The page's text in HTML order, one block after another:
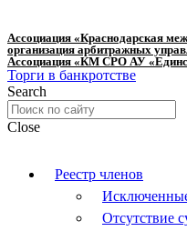
Ассоциация «Краснодарская
организация арбитражных
Ассоциация «КМ СРО АУ
Торги в банкротстве
Search
Close
Реестр членов
Отсутствие